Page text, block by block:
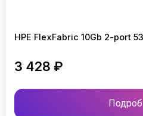
HPE FlexFabric 10Gb 2-port
3 428 ₽